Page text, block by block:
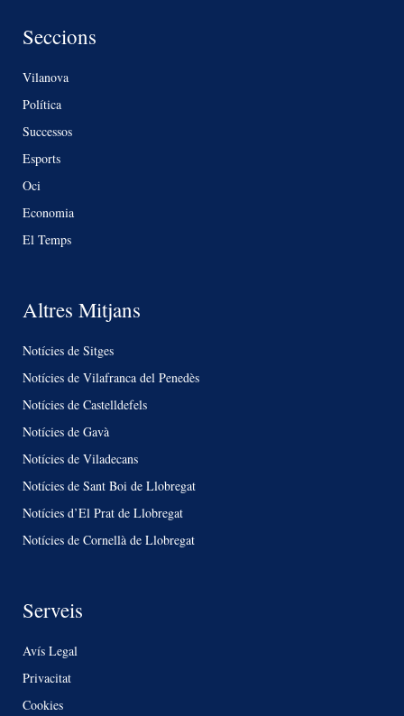
Seccions
Vilanova
Política
Successos
Esports
Oci
Economia
El Temps
Altres Mitjans
Notícies de Sitges
Notícies de Vilafranca del Penedès
Notícies de Castelldefels
Notícies de Gavà
Notícies de Viladecans
Notícies de Sant Boi de Llobregat
Notícies d’El Prat de Llobregat
Notícies de Cornellà de Llobregat
Serveis
Avís Legal
Privacitat
Cookies